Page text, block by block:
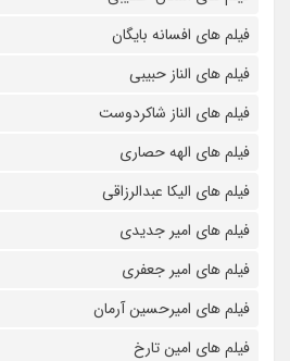
فیلم های افسانه بایگان
فیلم های الناز حبیبی
فیلم های الناز شاکردوست
فیلم های الهه حصاری
فیلم های الیکا عبدالرزاقی
فیلم های امیر جدیدی
فیلم های امیر جعفری
فیلم های امیرحسین آرمان
فیلم های امین تارخ